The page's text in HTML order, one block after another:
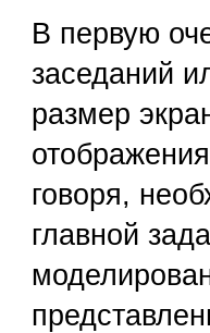
В первую
заседаний
размер
говоря,
главной